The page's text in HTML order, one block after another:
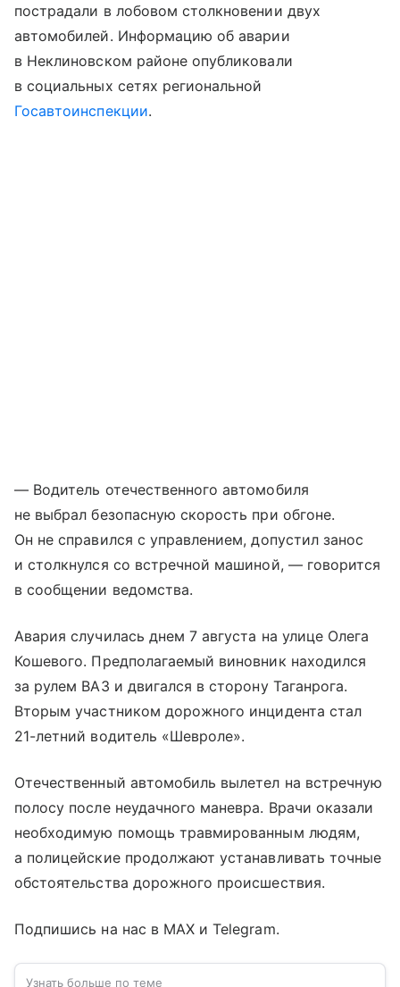
пострадали в лобовом столкновении двух
автомобилей. Информацию об аварии
в Неклиновском районе опубликовали
в социальных сетях региональной
Госавтоинспекции.
— Водитель отечественного автомобиля
не выбрал безопасную скорость при обгоне.
Он не справился с управлением, допустил занос
и столкнулся со встречной машиной, — говорится
в сообщении ведомства.
Авария случилась днем 7 августа на улице Олега
Кошевого. Предполагаемый виновник находился
за рулем ВАЗ и двигался в сторону Таганрога.
Вторым участником дорожного инцидента стал
21-летний водитель «Шевроле».
Отечественный автомобиль вылетел на встречную
полосу после неудачного маневра. Врачи оказали
необходимую помощь травмированным людям,
а полицейские продолжают устанавливать точные
обстоятельства дорожного происшествия.
Подпишись на нас в MAX и Telegram.
Узнать больше по теме